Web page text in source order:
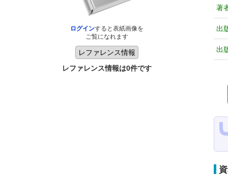
ログインすると表紙画像を
ご覧になれます
レファレンス情報は0件です
著
出
出